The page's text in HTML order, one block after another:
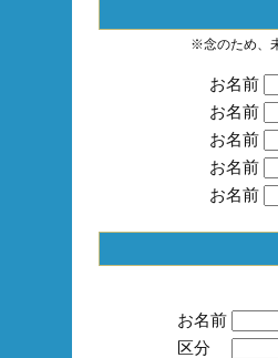
※念のため、
お名前
お名前
お名前
お名前
お名前
お名前
区分